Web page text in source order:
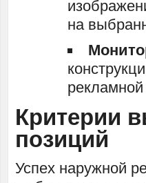
на
Критерии
позиций
Успех наружной